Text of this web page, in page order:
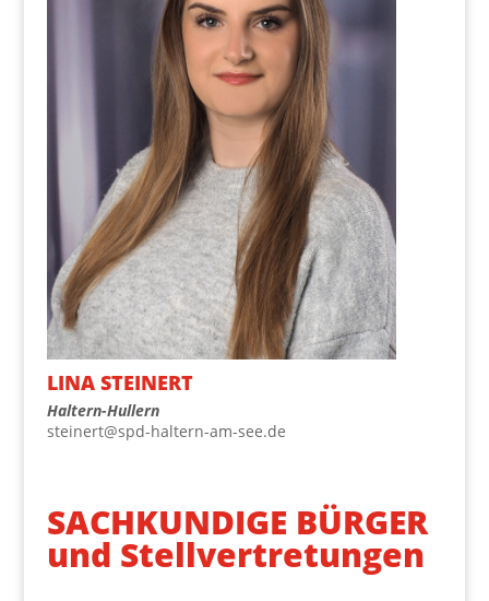
LINA STEI­NERT
Hal­tern-Hul­lern
steinert@spd-haltern-am-see.de
SACHKUNDIGE BÜRGER
und Stellvertretungen